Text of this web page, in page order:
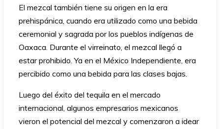
El mezcal también tiene su origen en la era
prehispánica, cuando era utilizado como una bebida
ceremonial y sagrada por los pueblos indígenas de
Oaxaca. Durante el virreinato, el mezcal llegó a
estar prohibido. Ya en el México Independiente, era
percibido como una bebida para las clases bajas.
Luego del éxito del tequila en el mercado
internacional, algunos empresarios mexicanos
vieron el potencial del mezcal y comenzaron a idear